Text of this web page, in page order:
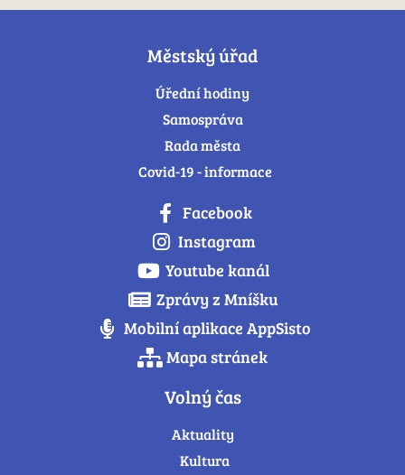
Městský úřad
Úřední hodiny
Samospráva
Rada města
Covid-19 - informace
Facebook
Instagram
Youtube kanál
Zprávy z Mníšku
Mobilní aplikace AppSisto
Mapa stránek
Volný čas
Aktuality
Kultura